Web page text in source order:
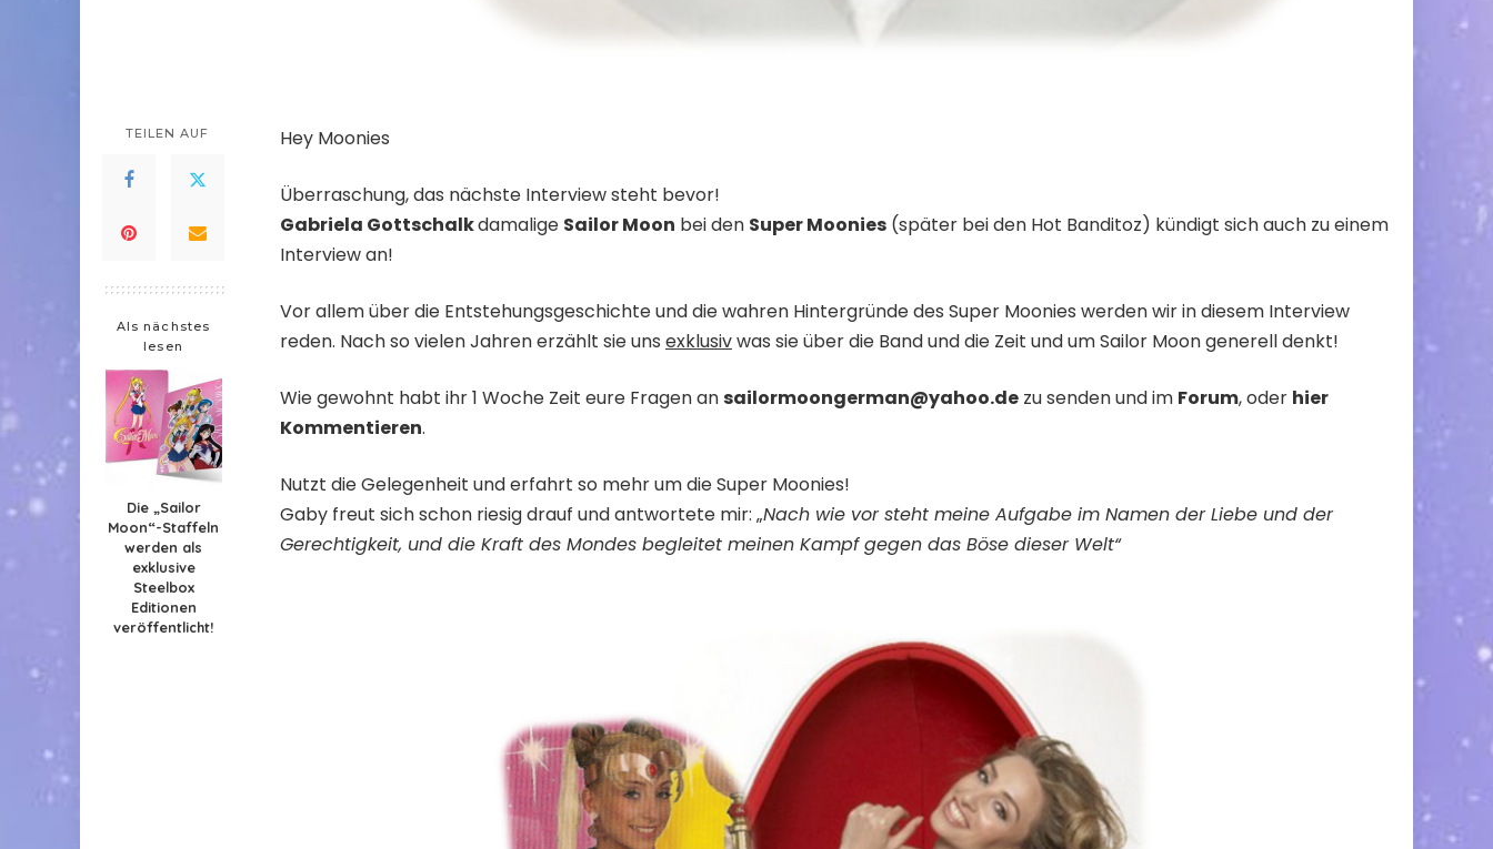
TEILEN AUF
Als nächstes
lesen
Die „Sailor
Moon“-Staffeln
werden als
exklusive
Steelbox
Editionen
veröffentlicht!
Hey Moonies
Überraschung, das nächste Interview steht bevor!
Gabriela Gottschalkdamalige Sailor Moon bei den Super Moonies (später bei den Hot Banditoz) kündigt sich auch zu einem
Interview an!
Vor allem über die Entstehungsgeschichte und die wahren Hintergründe des Super Moonies werden wir in diesem Interview
reden. Nach so vielen Jahren erzählt sie uns exklusivwas sie über die Band und die Zeit und um Sailor Moon generell denkt!
Wie gewohnt habt ihr 1 Woche Zeit eure Fragen ansailormoongerman@yahoo.de zu senden und im Forum, oder hier
Kommentieren.
Nutzt die Gelegenheit und erfahrt so mehr um die Super Moonies!
Gaby freut sich schon riesig drauf und antwortete mir: „Nach wie vor steht meine Aufgabe im Namen der Liebe und der
Gerechtigkeit, und die Kraft des Mondes begleitet meinen Kampf gegen das Böse dieser Welt“